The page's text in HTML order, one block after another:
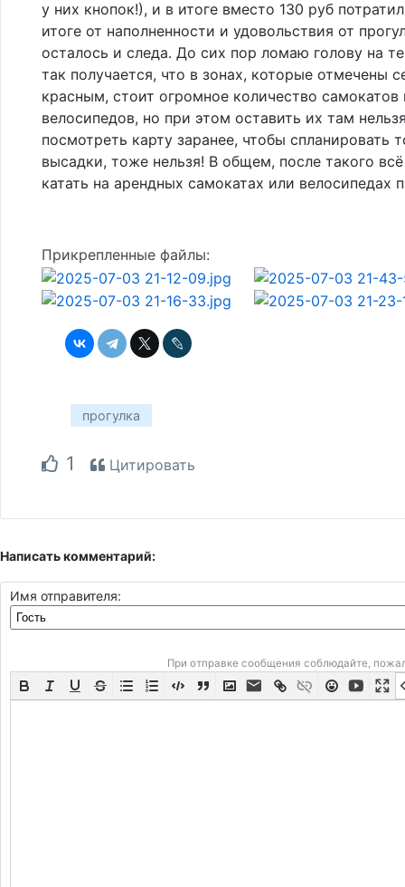
у них кнопок!), и в итоге вместо 130 руб
итоге от наполненности и удовольствия от
осталось и следа. До сих пор ломаю голову на
так получается, что в зонах, которые отмечены
красным, стоит огромное количество самокатов
велосипедов, но при этом оставить их там
посмотреть карту заранее, чтобы спланировать
высадки, тоже нельзя! В общем, после такого
катать на арендных самокатах или велосипедах
Прикрепленные файлы:
прогулка
1 Цитировать
Написать комментарий:
Имя отправителя:
При отправке сообщения соблюдайте,